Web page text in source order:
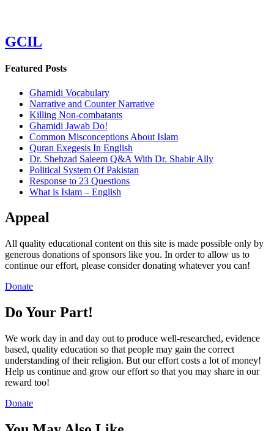
GCIL
Featured Posts
Ghamidi Vocabulary
Narrative and Counter Narrative
Killing Non-combatants
Ghamidi Jawab Do!
Common Misconceptions About Islam
Quran Exegesis In English
Dr. Shehzad Saleem Q&A With Dr. Shabir Ally
Political System Of Pakistan
Response to 23 Questions
What is Islam – English
Appeal
All quality educational content on this site is made possible only by
generous donations of sponsors like you. In order to allow us to
continue our effort, please consider donating whatever you can!
Donate
Do Your Part!
We work day in and day out to produce well-researched, evidence
based, quality education so that people may gain the correct
understanding of their religion. But our effort costs a lot of money!
Help us continue and grow our effort so that you may share in our
reward too!
Donate